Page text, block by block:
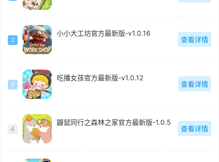
2
小小大工坊官方最新版-v1.0.16
查看详情
3
吃播女孩官方最新版-v1.0.12
查看详情
4
鼹鼠同行之森林之家官方最新版-1.0.5
查看详情